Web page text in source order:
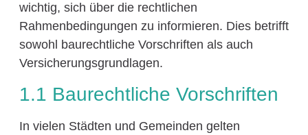
wichtig, sich über die rechtlichen
Rahmenbedingungen zu informieren. Dies betrifft
sowohl baurechtliche Vorschriften als auch
Versicherungsgrundlagen.
1.1 Baurechtliche Vorschriften
In vielen Städten und Gemeinden gelten